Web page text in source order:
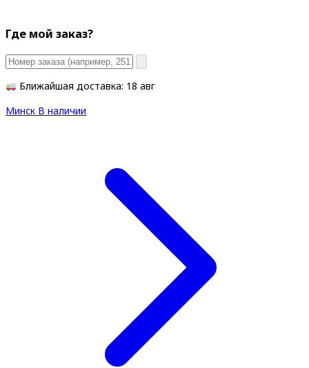
Где мой заказ?
Ближайшая доставка: 18 авг
Минск В наличии